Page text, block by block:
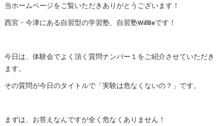
当ホームページをご覧いただきありがとうございます！
西宮・今津にある自習型の学習塾、自習塾WillBeです！
今日は、体験会でよく頂く質問ナンバー１をご紹介させていただき
ます。
その質問が今日のタイトルで「実験は危なくないの？」です。
まずは、お答えなんですが全く危なくありません！